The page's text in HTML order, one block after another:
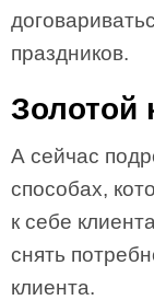
праздников.
Золотой
А сейчас
способах,
к себе
снять
клиента.